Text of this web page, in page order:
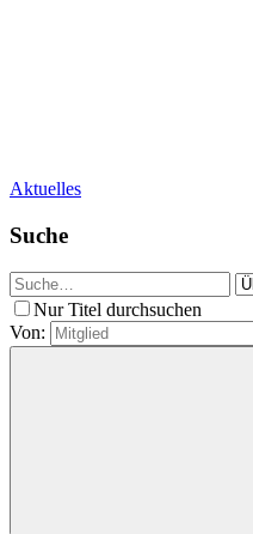
Aktuelles
Suche
Nur Titel durchsuchen
Von: